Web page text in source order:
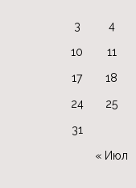
« Июл
3
4
10
11
17
18
24
25
31